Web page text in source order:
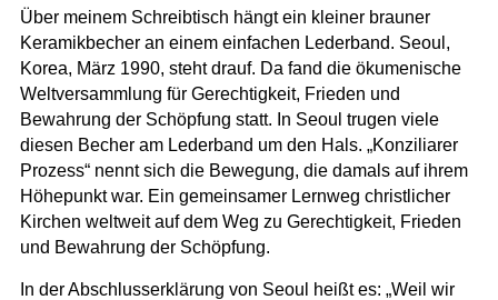
Über meinem Schreibtisch hängt ein kleiner brauner
Keramikbecher an einem einfachen Lederband. Seoul,
Korea, März 1990, steht drauf. Da fand die ökumenische
Weltversammlung für Gerechtigkeit, Frieden und
Bewahrung der Schöpfung statt. In Seoul trugen viele
diesen Becher am Lederband um den Hals. „Konziliarer
Prozess“ nennt sich die Bewegung, die damals auf ihrem
Höhepunkt war. Ein gemeinsamer Lernweg christlicher
Kirchen weltweit auf dem Weg zu Gerechtigkeit, Frieden
und Bewahrung der Schöpfung.
In der Abschlusserklärung von Seoul heißt es: „Weil wir